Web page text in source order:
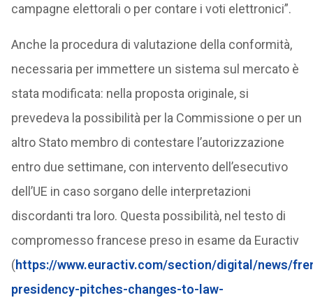
campagne elettorali o per contare i voti elettronici”.
Anche la procedura di valutazione della conformità,
necessaria per immettere un sistema sul mercato è
stata modificata: nella proposta originale, si
prevedeva la possibilità per la Commissione o per un
altro Stato membro di contestare l’autorizzazione
entro due settimane, con intervento dell’esecutivo
dell’UE in caso sorgano delle interpretazioni
discordanti tra loro. Questa possibilità, nel testo di
compromesso francese preso in esame da Euractiv
(https://www.euractiv.com/section/digital/news/
presidency-pitches-changes-to-law-